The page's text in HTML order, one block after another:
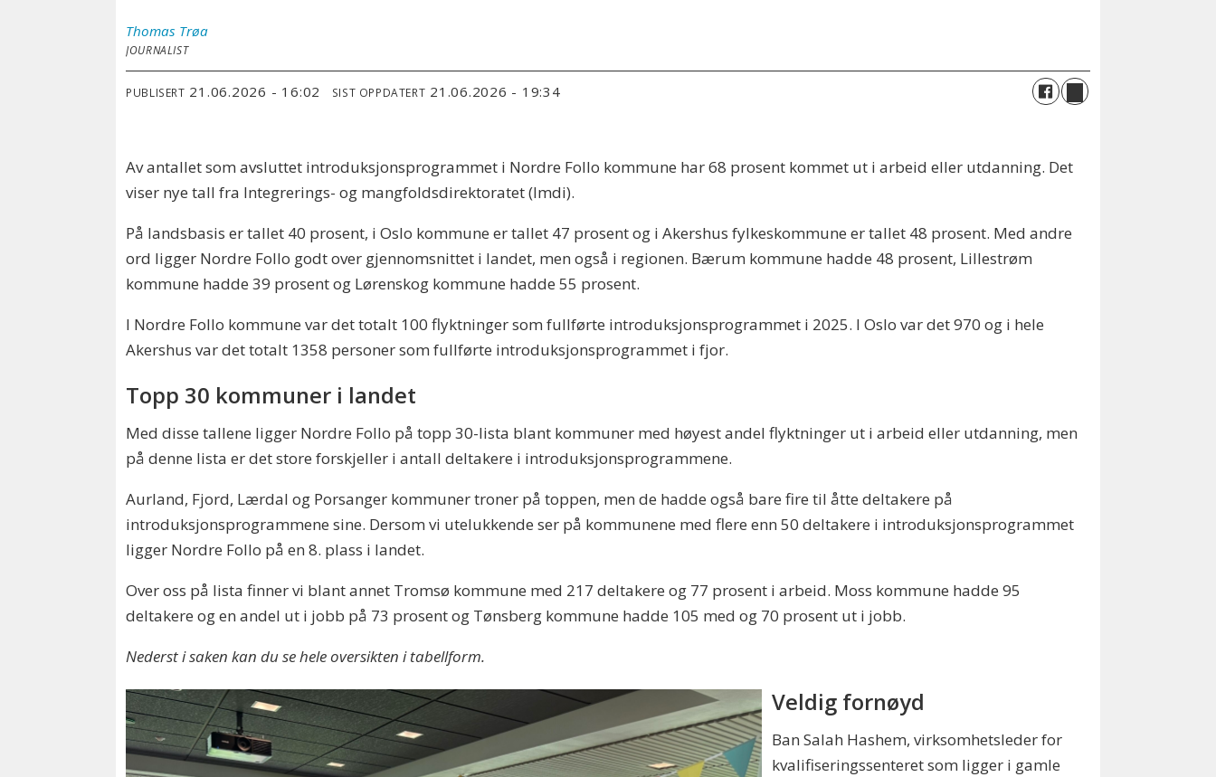
Thomas Trøa
JOURNALIST
PUBLISERT 21.06.2026 - 16:02 SIST OPPDATERT 21.06.2026 - 19:34
Av antallet som avsluttet introduksjonsprogrammet i Nordre Follo kommune har 68 prosent kommet ut i arbeid eller utdanning. Det
viser nye tall fra Integrerings- og mangfoldsdirektoratet (Imdi).
På landsbasis er tallet 40 prosent, i Oslo kommune er tallet 47 prosent og i Akershus fylkeskommune er tallet 48 prosent. Med andre
ord ligger Nordre Follo godt over gjennomsnittet i landet, men også i regionen. Bærum kommune hadde 48 prosent, Lillestrøm
kommune hadde 39 prosent og Lørenskog kommune hadde 55 prosent.
I Nordre Follo kommune var det totalt 100 flyktninger som fullførte introduksjonsprogrammet i 2025. I Oslo var det 970 og i hele
Akershus var det totalt 1358 personer som fullførte introduksjonsprogrammet i fjor.
Topp 30 kommuner i landet
Med disse tallene ligger Nordre Follo på topp 30-lista blant kommuner med høyest andel flyktninger ut i arbeid eller utdanning, men
på denne lista er det store forskjeller i antall deltakere i introduksjonsprogrammene.
Aurland, Fjord, Lærdal og Porsanger kommuner troner på toppen, men de hadde også bare fire til åtte deltakere på
introduksjonsprogrammene sine. Dersom vi utelukkende ser på kommunene med flere enn 50 deltakere i introduksjonsprogrammet
ligger Nordre Follo på en 8. plass i landet.
Over oss på lista finner vi blant annet Tromsø kommune med 217 deltakere og 77 prosent i arbeid. Moss kommune hadde 95
deltakere og en andel ut i jobb på 73 prosent og Tønsberg kommune hadde 105 med og 70 prosent ut i jobb.
Nederst i saken kan du se hele oversikten i tabellform.
Veldig fornøyd
Ban Salah Hashem, virksomhetsleder for
kvalifiseringssenteret som ligger i gamle